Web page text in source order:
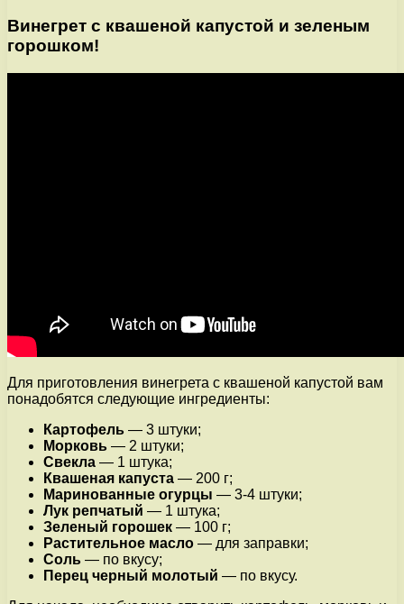
Винегрет с квашеной капустой и зеленым
горошком!
Для приготовления винегрета с квашеной капустой вам
понадобятся следующие ингредиенты:
Картофель — 3 штуки;
Морковь — 2 штуки;
Свекла — 1 штука;
Квашеная капуста — 200 г;
Маринованные огурцы — 3-4 штуки;
Лук репчатый — 1 штука;
Зеленый горошек — 100 г;
Растительное масло — для заправки;
Соль — по вкусу;
Перец черный молотый — по вкусу.